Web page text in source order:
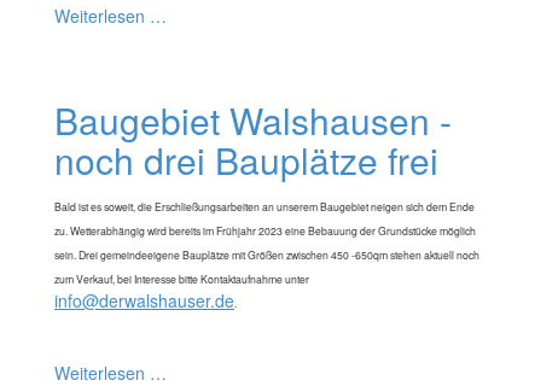
Weiterlesen …
Baugebiet Walshausen -
noch drei Bauplätze frei
Bald ist es soweit, die Erschließungsarbeiten an unserem Baugebiet neigen sich dem Ende
zu. Wetterabhängig wird bereits im Frühjahr 2023 eine Bebauung der Grundstücke möglich
sein. Drei gemeindeeigene Bauplätze mit Größen zwischen 450 -650qm stehen aktuell noch
zum Verkauf, bei Interesse bitte Kontaktaufnahme unter
info@derwalshauser.de
Weiterlesen …